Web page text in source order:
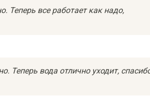
Теперь все работает как надо,
Теперь вода отлично уходит,